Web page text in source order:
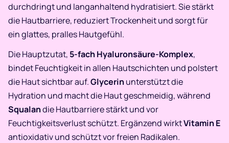
durchdringt und langanhaltend hydratisiert. Sie stärkt
die Hautbarriere, reduziert Trockenheit und sorgt für
ein glattes, pralles Hautgefühl.
Die Hauptzutat, 5-fach Hyaluronsäure-Komplex,
bindet Feuchtigkeit in allen Hautschichten und polstert
die Haut sichtbar auf.Glycerin unterstützt die
Hydration und macht die Haut geschmeidig, während
Squalandie Hautbarriere stärkt und vor
Feuchtigkeitsverlust schützt. Ergänzend wirktVitamin E
antioxidativ und schützt vor freien Radikalen.